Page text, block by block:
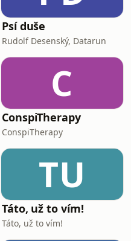
Psí duše
Rudolf Desenský, Datarun
C
ConspiTherapy
ConspiTherapy
TU
Táto, už to vím!
Táto, už to vím!